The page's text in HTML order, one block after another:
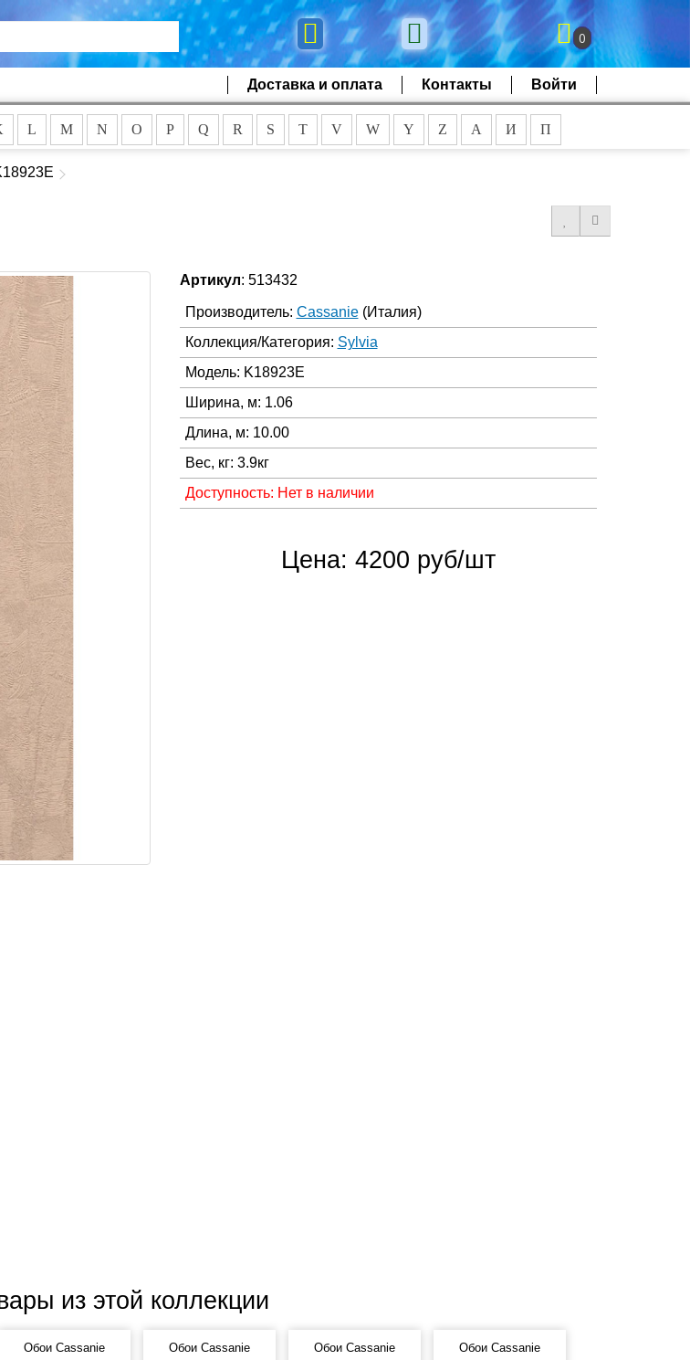
0
Доставка и оплата Контакты Войти
L M N O P Q R S T V W Y Z А И П
Артикул: 513432
Производитель: Cassanie (Италия)
Коллекция/Категория: Sylvia
Модель: K18923E
Ширина, м: 1.06
Длина, м: 10.00
Вес, кг: 3.9кг
Доступность: Нет в наличии
Цена: 4200 руб/шт
из этой коллекции
Обои Cassanie
Обои Cassanie
Обои Cassanie
Обои Cassanie